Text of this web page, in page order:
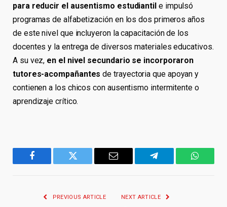
para reducir el ausentismo estudiantil e impulsó
programas de alfabetización en los dos primeros años
de este nivel que incluyeron la capacitación de los
docentes y la entrega de diversos materiales educativos.
A su vez, en el nivel secundario se incorporaron
tutores-acompañantesde trayectoria que apoyan y
contienen a los chicos con ausentismo intermitente o
aprendizaje crítico.
Facebook Twitter Email Telegram
PREVIOUS ARTICLE NEXT ARTICLE